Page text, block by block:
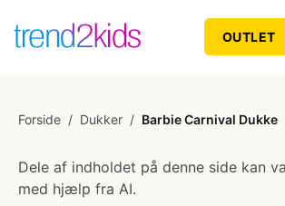
OUTLET
Forside / Dukker / Barbie Carnival Dukke
Dele af indholdet på denne side kan
med hjælp fra AI.